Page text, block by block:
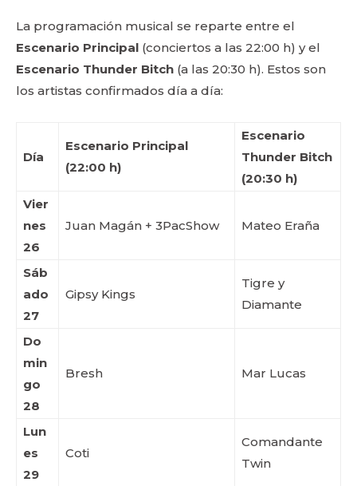
La programación musical se reparte entre el
Escenario Principal (conciertos a las 22:00 h) y el
Escenario Thunder Bitch (a las 20:30 h). Estos son
los artistas confirmados día a día:
Día
Escenario Principal
(22:00 h)
Escenario
Thunder Bitch
(20:30 h)
Vier
nes
26
Juan Magán + 3PacShow Mateo Eraña
Sáb
ado
27
Gipsy Kings
Tigre y
Diamante
Do
min
go
28
Bresh Mar Lucas
Lun
es
29
Coti
Comandante
Twin